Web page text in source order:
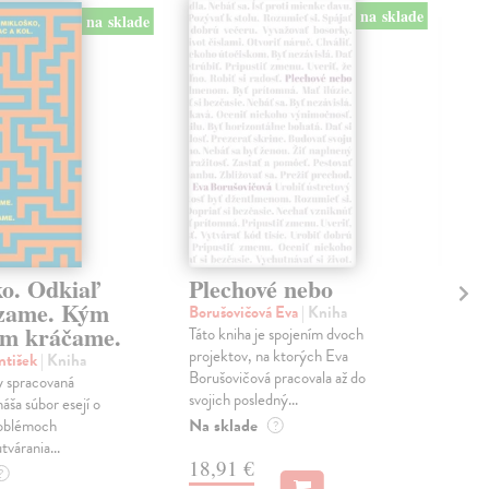
na sklade
Odkiaľ
Kým
kráčame.
| Kniha
súbor esejí o
?
na sklade
Plechové nebo
Borušovičová Eva| Kniha
Táto kniha je spojením dvoch
projektov, na ktorých Eva
Borušovičová pracovala až do
svojich posledný...
Na sklade ?
18,91 €